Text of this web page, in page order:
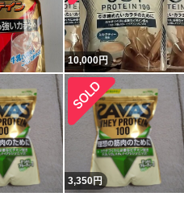
10,000円
3,350円